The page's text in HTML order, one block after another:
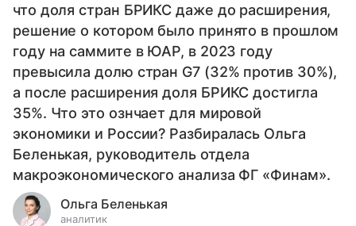
что доля стран БРИКС даже до расширения,
решение о котором было принято в прошлом
году на саммите в ЮАР, в 2023 году
превысила долю стран G7 (32% против 30%),
а после расширения доля БРИКС достигла
35%. Что это ознчает для мировой
экономики и России? Разбиралась Ольга
Беленькая, руководитель отдела
макроэкономического анализа ФГ «Финам».
Ольга Беленькая
аналитик